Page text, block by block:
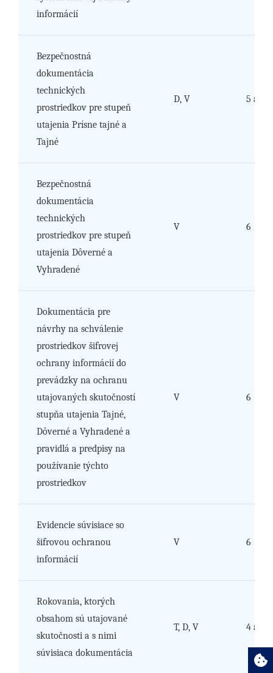
informácií
Bezpečnostná
dokumentácia
technických
prostriedkov pre stupeň
utajenia Prísne tajné a
Tajné
D, V 5 a 6
Bezpečnostná
dokumentácia
technických
prostriedkov pre stupeň
utajenia Dôverné a
Vyhradené
V 6
Dokumentácia pre
návrhy na schválenie
prostriedkov šifrovej
ochrany informácií do
prevádzky na ochranu
utajovaných skutočností
stupňa utajenia Tajné,
Dôverné a Vyhradené a
pravidlá a predpisy na
používanie týchto
prostriedkov
V 6
Evidencie súvisiace so
šifrovou ochranou
informácií
V 6
Rokovania, ktorých
obsahom sú utajované
skutočnosti a s nimi
súvisiaca dokumentácia
T, D, V 4 až 6